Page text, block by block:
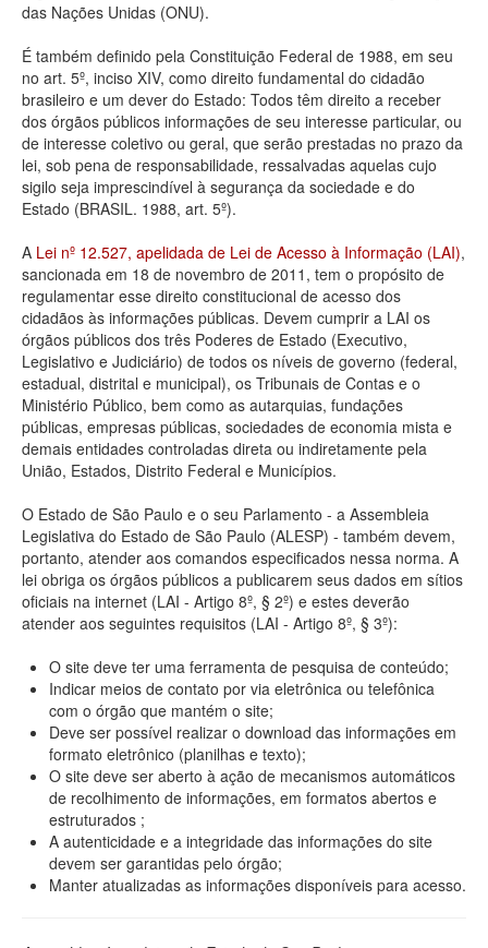
Administração
Legislação
Agenda
Perguntas frequentes
Contato
das Nações Unidas (ONU).
É também definido pela Constituição Federal de 1988, em seu
no art. 5º, inciso XIV, como direito fundamental do cidadão
brasileiro e um dever do Estado: Todos têm direito a receber
dos órgãos públicos informações de seu interesse particular, ou
de interesse coletivo ou geral, que serão prestadas no prazo da
lei, sob pena de responsabilidade, ressalvadas aquelas cujo
sigilo seja imprescindível à segurança da sociedade e do
Estado (BRASIL. 1988, art. 5º).
A Lei nº 12.527, apelidada de Lei de Acesso à Informação (LAI),
sancionada em 18 de novembro de 2011, tem o propósito de
regulamentar esse direito constitucional de acesso dos
cidadãos às informações públicas. Devem cumprir a LAI os
órgãos públicos dos três Poderes de Estado (Executivo,
Legislativo e Judiciário) de todos os níveis de governo (federal,
estadual, distrital e municipal), os Tribunais de Contas e o
Ministério Público, bem como as autarquias, fundações
públicas, empresas públicas, sociedades de economia mista e
demais entidades controladas direta ou indiretamente pela
União, Estados, Distrito Federal e Municípios.
O Estado de São Paulo e o seu Parlamento - a Assembleia
Legislativa do Estado de São Paulo (ALESP) - também devem,
portanto, atender aos comandos especificados nessa norma. A
lei obriga os órgãos públicos a publicarem seus dados em sítios
oficiais na internet (LAI - Artigo 8º, § 2º) e estes deverão
atender aos seguintes requisitos (LAI - Artigo 8º, § 3º):
O site deve ter uma ferramenta de pesquisa de conteúdo;
Indicar meios de contato por via eletrônica ou telefônica
com o órgão que mantém o site;
Deve ser possível realizar o download das informações em
formato eletrônico (planilhas e texto);
O site deve ser aberto à ação de mecanismos automáticos
de recolhimento de informações, em formatos abertos e
estruturados ;
A autenticidade e a integridade das informações do site
devem ser garantidas pelo órgão;
Manter atualizadas as informações disponíveis para acesso.